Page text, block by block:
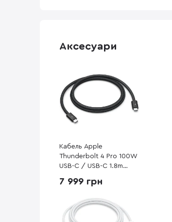
Аксесуари
Кабель Apple
Thunderbolt 4 Pro 100W
USB-C / USB-C 1.8m
7 999 грн